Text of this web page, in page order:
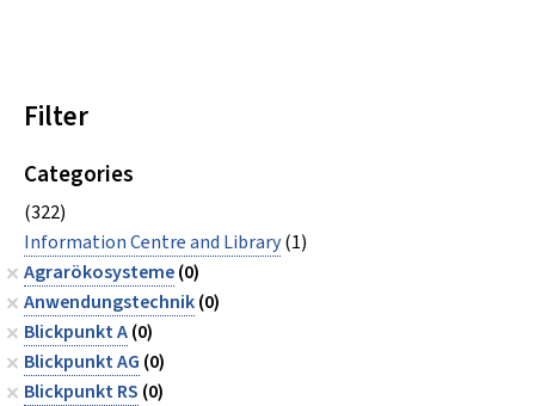
Filter
Categories
(322)
Information Centre and Library(1)
Agrarökosysteme(0)
Anwendungstechnik(0)
Blickpunkt A(0)
Blickpunkt AG (0)
Blickpunkt RS (0)